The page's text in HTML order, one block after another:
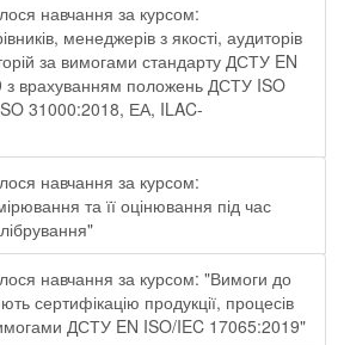
навчання за курсом:
менеджерів з якості, аудиторів
за вимогами стандарту ДСТУ EN
з врахуванням положень ДСТУ ISO
31000:2018, ЕА, ILAC-
навчання за курсом:
та її оцінювання під час
навчання за курсом: "Вимоги до
сертифікацію продукції, процесів
ДСТУ EN ISO/IEC 17065:2019"